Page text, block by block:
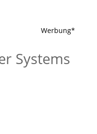
Werbung*
Systems